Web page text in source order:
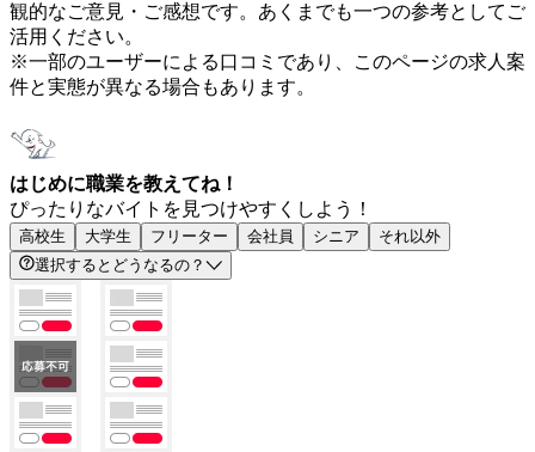
観的なご意見・ご感想です。あくまでも一つの参考としてご
活用ください。
※一部のユーザーによる口コミであり、このページの求人案
件と実態が異なる場合もあります。
はじめに職業を教えてね！
ぴったりなバイトを見つけやすくしよう！
高校生 大学生 フリーター 会社員 シニア
それ以外
選択するとどうなるの？